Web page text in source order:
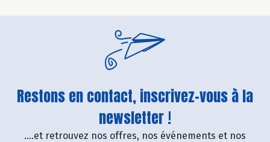
Restons en contact, inscrivez-vous à la
newsletter !
....et retrouvez nos offres, nos événements et nos